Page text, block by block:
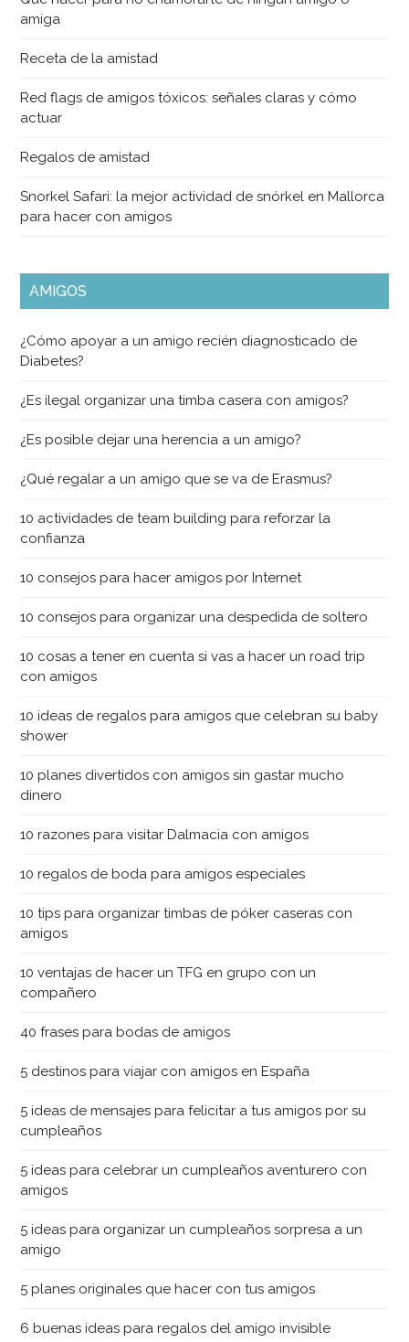
amiga
Receta de la amistad
Red flags de amigos tóxicos: señales claras y cómo
actuar
Regalos de amistad
Snorkel Safari: la mejor actividad de snórkel en Mallorca
para hacer con amigos
AMIGOS
¿Cómo apoyar a un amigo recién diagnosticado de
Diabetes?
¿Es ilegal organizar una timba casera con amigos?
¿Es posible dejar una herencia a un amigo?
¿Qué regalar a un amigo que se va de Erasmus?
10 actividades de team building para reforzar la
confianza
10 consejos para hacer amigos por Internet
10 consejos para organizar una despedida de soltero
10 cosas a tener en cuenta si vas a hacer un road trip
con amigos
10 ideas de regalos para amigos que celebran su baby
shower
10 planes divertidos con amigos sin gastar mucho
dinero
10 razones para visitar Dalmacia con amigos
10 regalos de boda para amigos especiales
10 tips para organizar timbas de póker caseras con
amigos
10 ventajas de hacer un TFG en grupo con un
compañero
40 frases para bodas de amigos
5 destinos para viajar con amigos en España
5 ideas de mensajes para felicitar a tus amigos por su
cumpleaños
5 ideas para celebrar un cumpleaños aventurero con
amigos
5 ideas para organizar un cumpleaños sorpresa a un
amigo
5 planes originales que hacer con tus amigos
6 buenas ideas para regalos del amigo invisible